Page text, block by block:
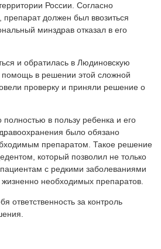
России. Согласно
должен был ввозиться
минздрав отказал в его
и обратилась в Людиновскую
помощь в решении этой сложной
проверку и приняли решение о
в пользу ребенка и его
было обязано
препаратом. Такое решение
который позволил не только
с редкими заболеваниями
необходимых препаратов.
ответственность за контроль